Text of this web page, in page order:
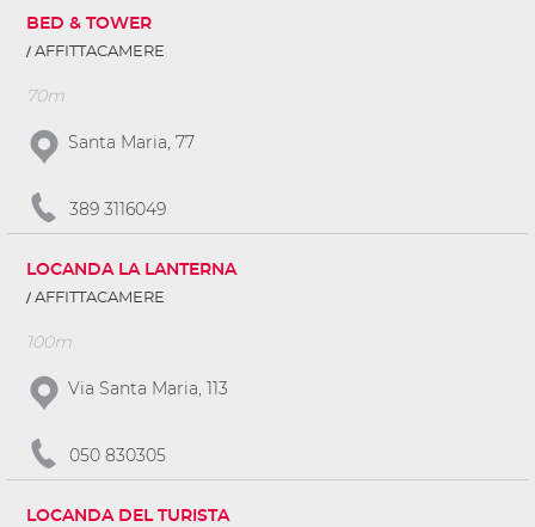
BED & TOWER
AFFITTACAMERE
70m
Santa Maria, 77
389 3116049
LOCANDA LA LANTERNA
AFFITTACAMERE
100m
Via Santa Maria, 113
050 830305
LOCANDA DEL TURISTA